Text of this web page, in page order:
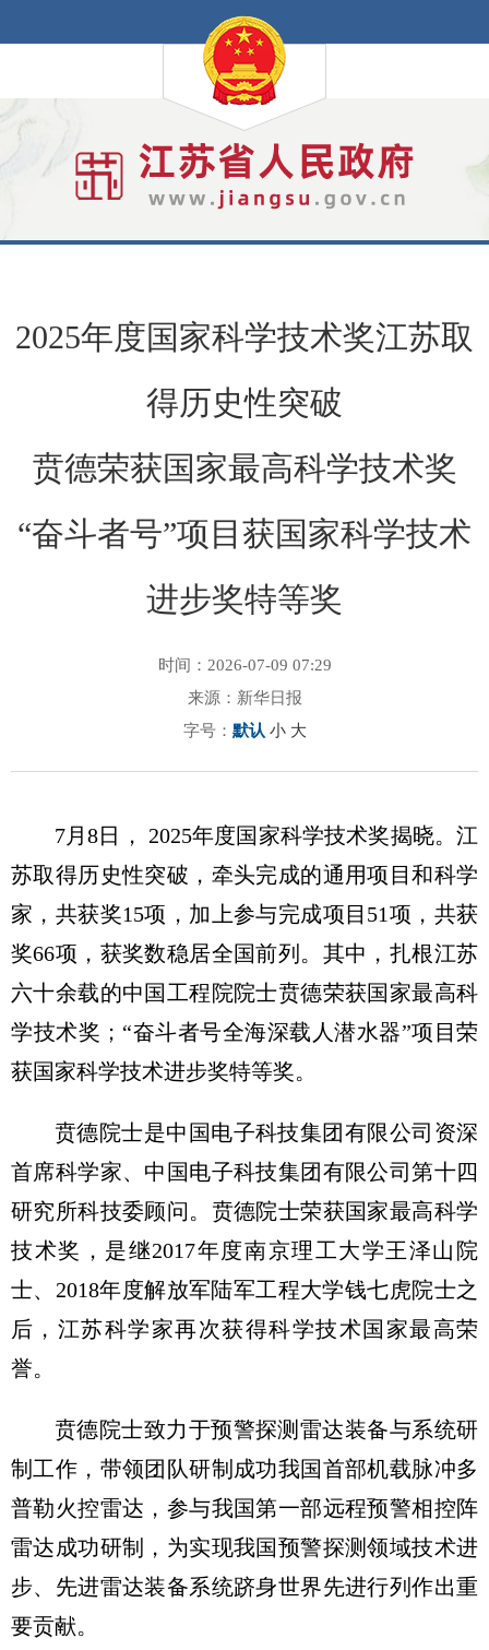
2025年度国家科学技术奖江苏取
得历史性突破
贲德荣获国家最高科学技术奖
“奋斗者号”项目获国家科学技术
进步奖特等奖
时间：2026-07-09 07:29
来源：新华日报
字号： 默认 小 大
7月8日， 2025年度国家科学技术奖揭晓。江
苏取得历史性突破，牵头完成的通用项目和科学
家，共获奖15项，加上参与完成项目51项，共获
奖66项，获奖数稳居全国前列。其中，扎根江苏
六十余载的中国工程院院士贲德荣获国家最高科
学技术奖；“奋斗者号全海深载人潜水器”项目荣
获国家科学技术进步奖特等奖。
贲德院士是中国电子科技集团有限公司资深
首席科学家、中国电子科技集团有限公司第十四
研究所科技委顾问。贲德院士荣获国家最高科学
技术奖，是继2017年度南京理工大学王泽山院
士、2018年度解放军陆军工程大学钱七虎院士之
后，江苏科学家再次获得科学技术国家最高荣
誉。
贲德院士致力于预警探测雷达装备与系统研
制工作，带领团队研制成功我国首部机载脉冲多
普勒火控雷达，参与我国第一部远程预警相控阵
雷达成功研制，为实现我国预警探测领域技术进
步、先进雷达装备系统跻身世界先进行列作出重
要贡献。